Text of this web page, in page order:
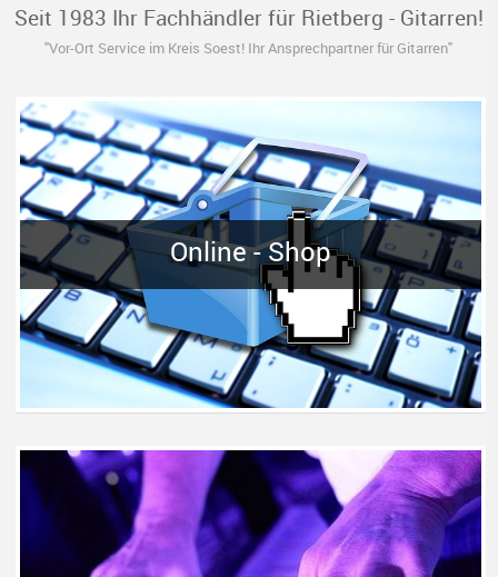
Seit 1983 Ihr Fachhändler für Rietberg - Gitarren!
"Vor-Ort Service im Kreis Soest! Ihr Ansprechpartner für Gitarren"
Online - Shop